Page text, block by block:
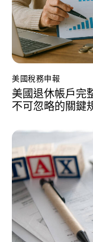
美國稅務申報
美國退休帳戶完
不可忽略的關鍵